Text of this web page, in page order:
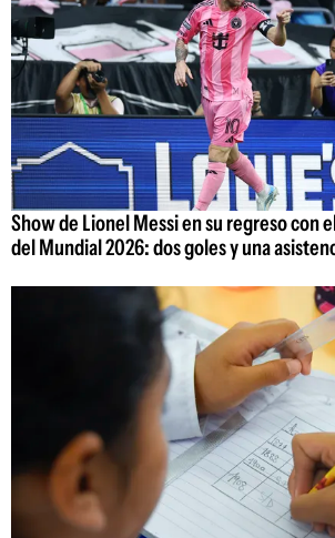
Show de Lionel Messi en su regreso con
del Mundial 2026: dos goles y una